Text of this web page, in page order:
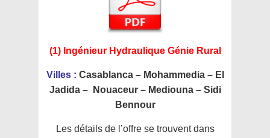
(1) Ingénieur Hydraulique Génie Rural
Villes : Casablanca – Mohammedia – El
Jadida – Nouaceur – Mediouna – Sidi
Bennour
Les détails de l’offre se trouvent dans